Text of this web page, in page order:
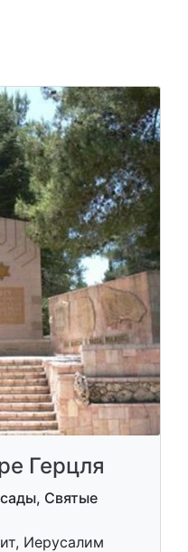
Герцля
Святые
Иерусалим